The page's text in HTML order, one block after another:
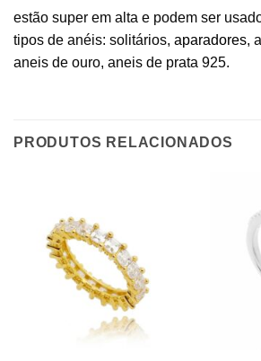
estão super em alta e podem ser
tipos de anéis: solitários, aparadores,
aneis de ouro, aneis de prata 925.
PRODUTOS RELACIONADOS